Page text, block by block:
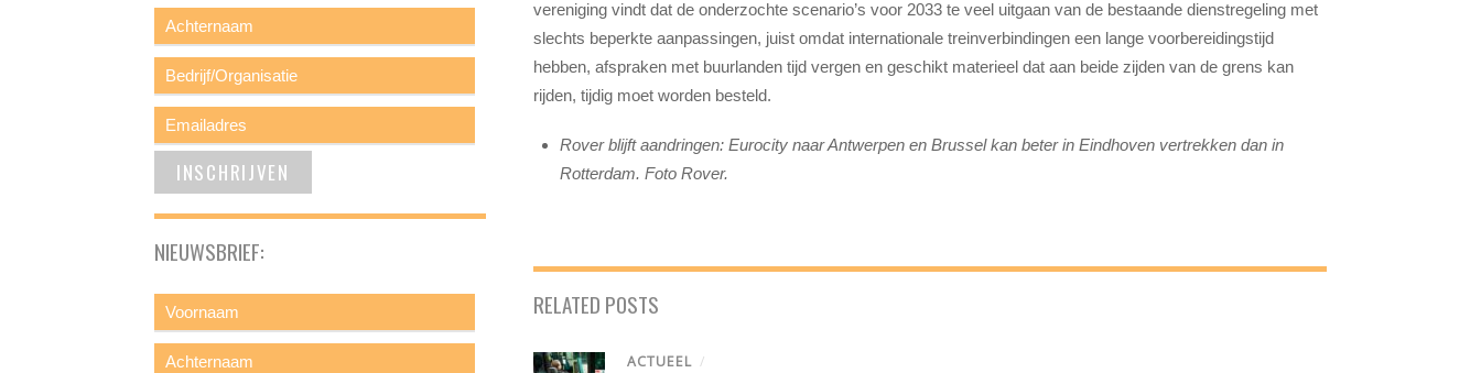
vereniging vindt dat de onderzochte scenario’s voor 2033 te veel uitgaan van de bestaande dienstregeling met
slechts beperkte aanpassingen, juist omdat internationale treinverbindingen een lange voorbereidingstijd
hebben, afspraken met buurlanden tijd vergen en geschikt materieel dat aan beide zijden van de grens kan
rijden, tijdig moet worden besteld.
Rover blijft aandringen: Eurocity naar Antwerpen en Brussel kan beter in Eindhoven vertrekken dan in
Rotterdam. Foto Rover.
RELATED POSTS
ACTUEEL /
NIEUWSBRIEF: